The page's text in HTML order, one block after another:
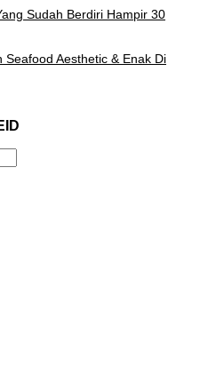
Sudah Berdiri Hampir 30
Aesthetic & Enak Di